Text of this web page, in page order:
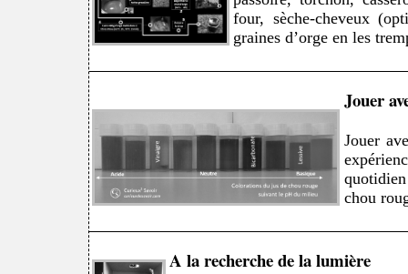
four, sèche-cheveux
graines d’orge en les
Jouer
Jouer
chou
A la recherche de la lumière